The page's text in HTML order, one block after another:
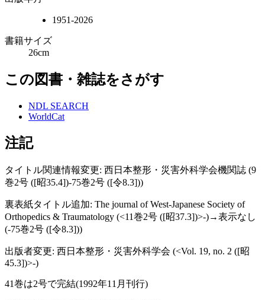
1951-2026
書籍サイズ
26cm
この図書・雑誌をさがす
NDL SEARCH
WorldCat
注記
タイトル関連情報変更: 西日本整形・災害外科学会機関誌 (9
巻2号 ([昭35.4])-75巻2号 ([令8.3]))
裏表紙タイトル追加: The journal of West-Japanese Society of
Orthopedics & Traumatology (<11巻2号 ([昭37.3])>-)→表示なし
(-75巻2号 ([令8.3]))
出版者変更: 西日本整形・災害外科学会 (<Vol. 19, no. 2 ([昭
45.3])>-)
41巻は2号で完結(1992年11月刊行)